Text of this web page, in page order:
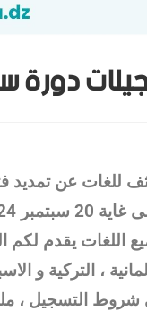
دورة
اللغات يقدم لكم
، التركية و
شروط التسجيل ،